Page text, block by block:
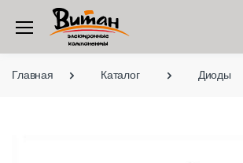
Главная Каталог Диоды